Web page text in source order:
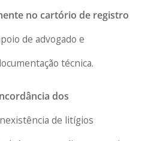
no cartório de registro
de advogado e
técnica.
dos
de litígios